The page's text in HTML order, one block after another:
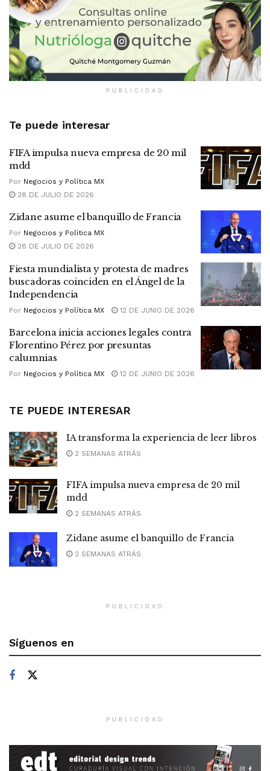
PUBLICIDAD
Te puede interesar
FIFA impulsa nueva empresa de 20 mil
mdd
Por Negocios y Política MX
28 DE JULIO DE 2026
Zidane asume el banquillo de Francia
Por Negocios y Política MX
28 DE JULIO DE 2026
Fiesta mundialista y protesta de madres
buscadoras coinciden en el Ángel de la
Independencia
Por Negocios y Política MX 12 DE JUNIO DE 2026
Barcelona inicia acciones legales contra
Florentino Pérez por presuntas
calumnias
Por Negocios y Política MX 12 DE JUNIO DE 2026
TE PUEDE INTERESAR
IA transforma la experiencia de leer libros
2 SEMANAS ATRÁS
FIFA impulsa nueva empresa de 20 mil
mdd
2 SEMANAS ATRÁS
Zidane asume el banquillo de Francia
2 SEMANAS ATRÁS
PUBLICIDAD
Síguenos en
PUBLICIDAD